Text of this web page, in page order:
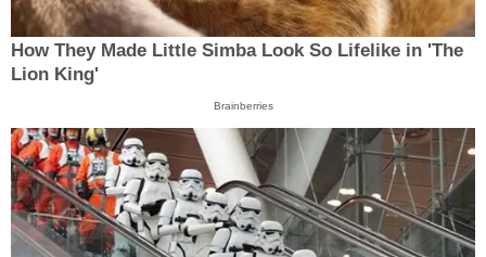
How They Made Little Simba Look So Lifelike in 'The
Lion King'
Brainberries